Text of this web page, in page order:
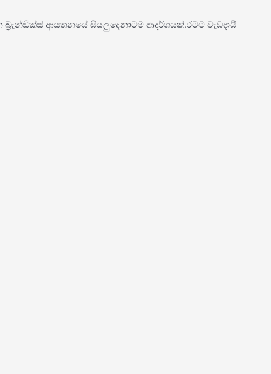
ආයතනයේ සියලුදෙනාටම ආදර්ශයක්.රටට වැඩදායී